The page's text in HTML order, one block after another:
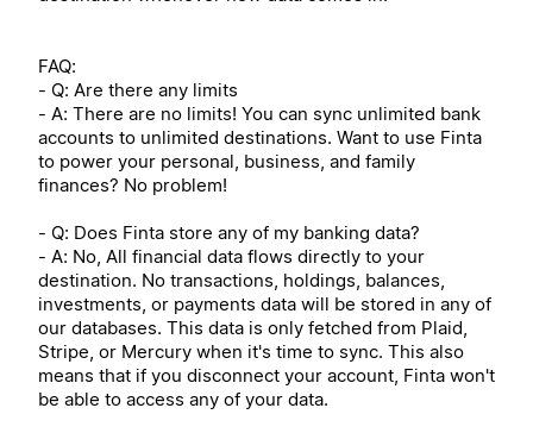
FAQ:
- Q: Are there any limits
- A: There are no limits! You can sync unlimited bank
accounts to unlimited destinations. Want to use Finta
to power your personal, business, and family
finances? No problem!
- Q: Does Finta store any of my banking data?
- A: No, All financial data flows directly to your
destination. No transactions, holdings, balances,
investments, or payments data will be stored in any of
our databases. This data is only fetched from Plaid,
Stripe, or Mercury when it's time to sync. This also
means that if you disconnect your account, Finta won't
be able to access any of your data.